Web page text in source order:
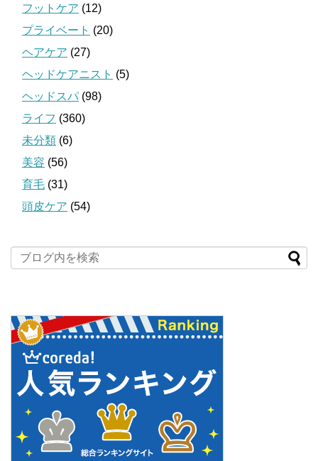
フットケア (12)
プライベート (20)
ヘアケア (27)
ヘッドケアニスト (5)
ヘッドスパ (98)
ライフ (360)
未分類 (6)
美容 (56)
育毛 (31)
頭皮ケア (54)